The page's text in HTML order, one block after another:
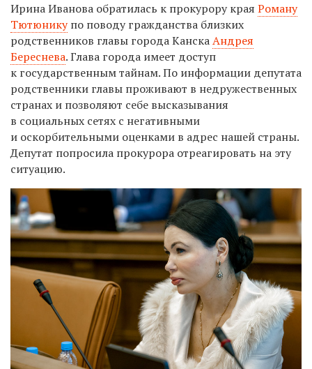
Ирина Иванова обратилась к прокурору края Роману
Тютюникупо поводу гражданства близких
родственников главы города КанскаАндрея
Береснева. Глава города имеет доступ
к государственным тайнам. По информации депутата
родственники главы проживают в недружественных
странах и позволяют себе высказывания
в социальных сетях с негативными
и оскорбительными оценками в адрес нашей страны.
Депутат попросила прокурора отреагировать на эту
ситуацию.